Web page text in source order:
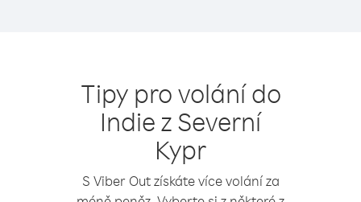
Tipy pro volání do
Indie z Severní
Kypr
S Viber Out získáte více volání za